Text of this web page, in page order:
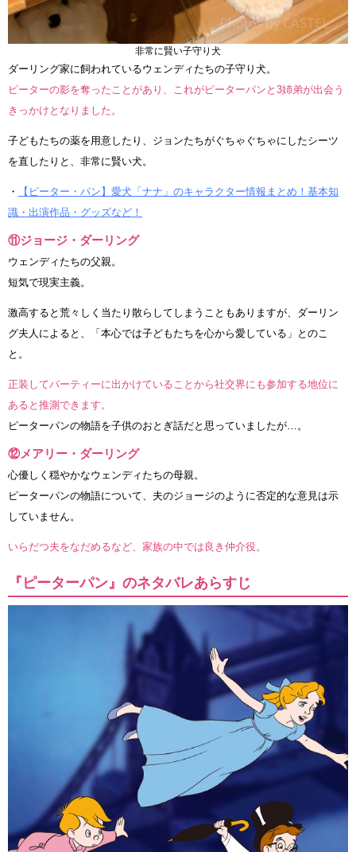
非常に賢い子守り犬
ダーリング家に飼われているウェンディたちの子守り犬。
ピーターの影を奪ったことがあり、これがピーターパンと3姉弟が出会う
きっかけとなりました。
子どもたちの薬を用意したり、ジョンたちがぐちゃぐちゃにしたシーツ
を直したりと、非常に賢い犬。
・
【ピーター・パン】愛犬「ナナ」のキャラクター情報まとめ！基本知
識・出演作品・グッズなど！
⑪ジョージ・ダーリング
ウェンディたちの父親。
短気で現実主義。
激高すると荒々しく当たり散らしてしまうこともありますが、ダーリン
グ夫人によると、「本心では子どもたちを心から愛している」とのこ
と。
正装してパーティーに出かけていることから社交界にも参加する地位に
あると推測できます。
ピーターパンの物語を子供のおとぎ話だと思っていましたが…。
⑫メアリー・ダーリング
心優しく穏やかなウェンディたちの母親。
ピーターパンの物語について、夫のジョージのように否定的な意見は示
していません。
いらだつ夫をなだめるなど、家族の中では良き仲介役。
『ピーターパン』のネタバレあらすじ